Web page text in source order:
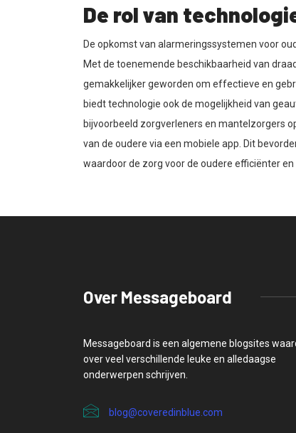
De rol van
De opkomst van alarmeringssystemen voor
Met de toenemende beschikbaarheid van
gemakkelijker geworden om effectieve en
biedt technologie ook de mogelijkheid van
bijvoorbeeld zorgverleners en mantelzorgers
van de oudere via een mobiele app. Dit
waardoor de zorg voor de oudere efficiënter
Over Messageboard
Messageboard is een algemene blogsites
over veel verschillende leuke en alledaagse
onderwerpen schrijven.
blog@coveredinblue.com